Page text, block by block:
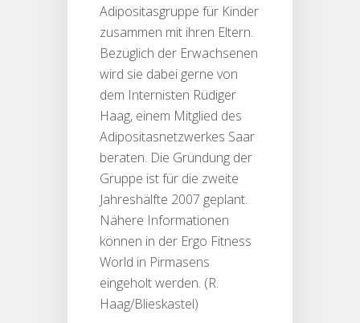
Adipositasgruppe für Kinder
zusammen mit ihren Eltern.
Bezüglich der Erwachsenen
wird sie dabei gerne von
dem Internisten Rüdiger
Haag, einem Mitglied des
Adipositasnetzwerkes Saar
beraten. Die Gründung der
Gruppe ist für die zweite
Jahreshälfte 2007 geplant.
Nähere Informationen
können in der Ergo Fitness
World in Pirmasens
eingeholt werden. (R.
Haag/Blieskastel)